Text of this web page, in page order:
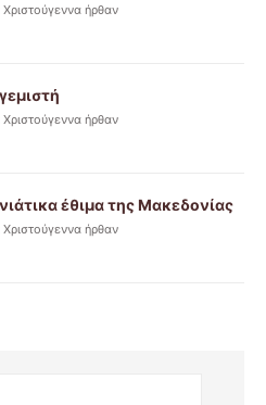
ήρθαν
ήρθαν
έθιμα της Μακεδονίας
ήρθαν